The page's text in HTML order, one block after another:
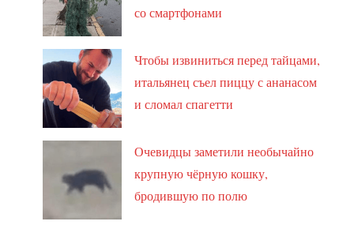
со смартфонами
Чтобы извиниться перед тайцами,
итальянец съел пиццу с ананасом
и сломал спагетти
Очевидцы заметили необычайно
крупную чёрную кошку,
бродившую по полю